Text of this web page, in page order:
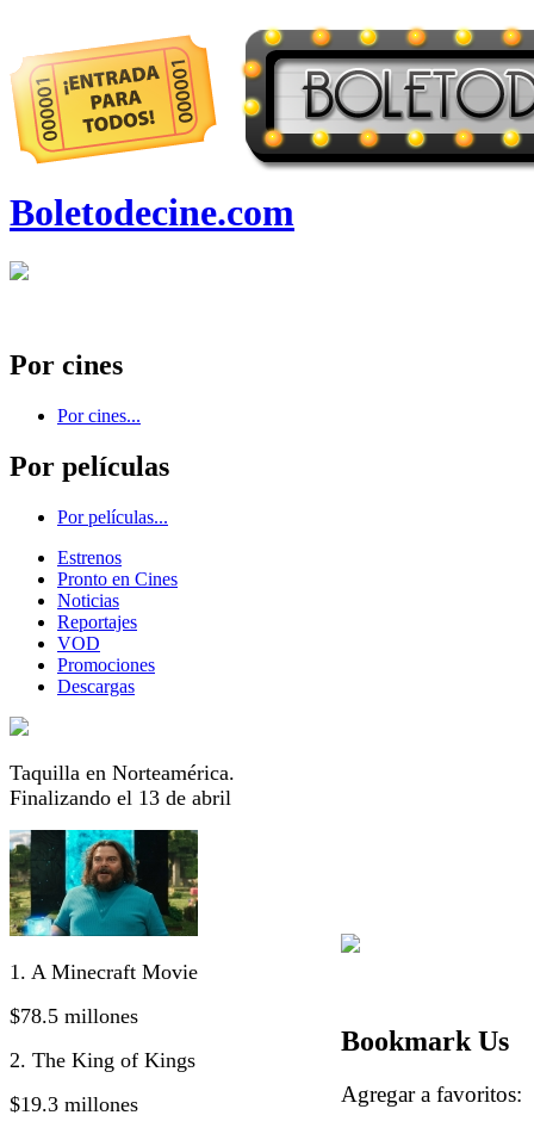
Boletodecine.com
Por cines
Por cines...
Por películas
Por películas...
Estrenos
Pronto en Cines
Noticias
Reportajes
VOD
Promociones
Descargas
Taquilla en Norteamérica.
Finalizando el 13 de abril
1. A Minecraft Movie
$78.5 millones
2. The King of Kings
$19.3 millones
Bookmark Us
Agregar a